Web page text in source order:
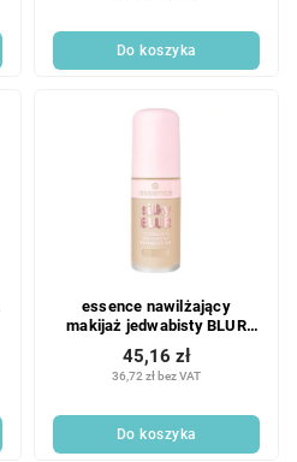
Do koszyka
essence nawilżający
makijaż jedwabisty BLUR
36,72 zł bez VAT
45,16 zł
Do koszyka